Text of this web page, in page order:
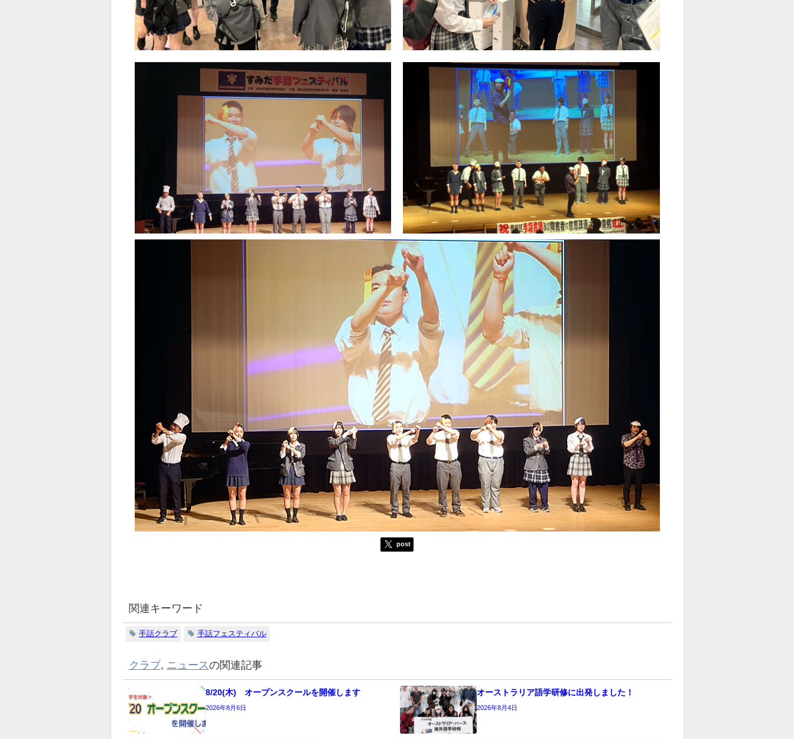
post
関連キーワード
手話クラブ 手話フェスティバル
クラブ, ニュースの関連記事
8/20(木) オープンスクールを開催します
2026年8月6日
オーストラリア語学研修に出発しました！
2026年8月4日